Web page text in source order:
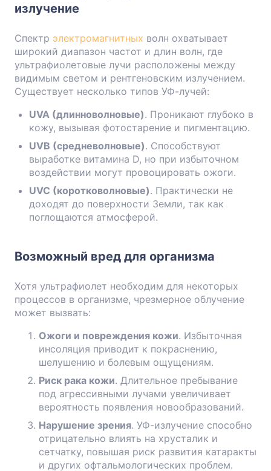
излучение
Спектр электромагнитных волн охватывает
широкий диапазон частот и длин волн, где
ультрафиолетовые лучи расположены между
видимым светом и рентгеновским излучением.
Существует несколько типов УФ-лучей:
UVA (длинноволновые). Проникают глубоко в
кожу, вызывая фотостарение и пигментацию.
UVB (средневолновые). Способствуют
выработке витамина D, но при избыточном
воздействии могут провоцировать ожоги.
UVC (коротковолновые). Практически не
доходят до поверхности Земли, так как
поглощаются атмосферой.
Возможный вред для организма
Хотя ультрафиолет необходим для некоторых
процессов в организме, чрезмерное облучение
может вызвать:
Ожоги и повреждения кожи. Избыточная
инсоляция приводит к покраснению,
шелушению и болевым ощущениям.
Риск рака кожи. Длительное пребывание
под агрессивными лучами увеличивает
вероятность появления новообразований.
Нарушение зрения. УФ-излучение способно
отрицательно влиять на хрусталик и
сетчатку, повышая риск развития катаракты
и других офтальмологических проблем.